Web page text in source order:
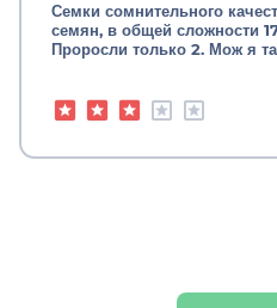
Семки сомнительного
семян, в общей сложности
Проросли только 2. Мож я